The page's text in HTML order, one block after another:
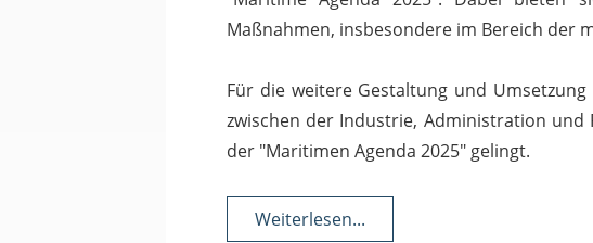
Maßnahmen, insbesondere im Bereich der
Für die weitere Gestaltung und
zwischen der Industrie, Administration
der "Maritimen Agenda 2025" gelingt.
Weiterlesen...